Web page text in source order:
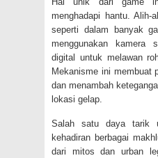
menghadapi hantu. Alih-
seperti dalam banyak
menggunakan kamera
digital untuk melawan
Mekanisme ini membuat
dan menambah
lokasi gelap.
Salah satu daya tarik
kehadiran berbagai
dari mitos dan urban